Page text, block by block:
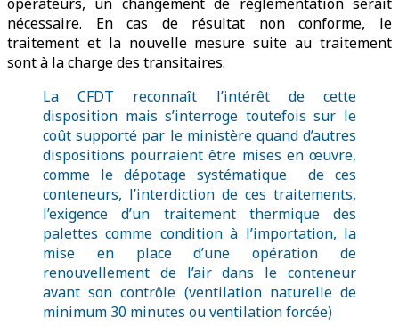
opérateurs, un changement de réglementation serait
nécessaire. En cas de résultat non conforme, le
traitement et la nouvelle mesure suite au traitement
sont à la charge des transitaires.
La CFDT reconnaît l’intérêt de cette
disposition mais s’interroge toutefois sur le
coût supporté par le ministère quand d’autres
dispositions pourraient être mises en œuvre,
comme le dépotage systématique de ces
conteneurs, l’interdiction de ces traitements,
l’exigence d’un traitement thermique des
palettes comme condition à l’importation, la
mise en place d’une opération de
renouvellement de l’air dans le conteneur
avant son contrôle (ventilation naturelle de
minimum 30 minutes ou ventilation forcée)